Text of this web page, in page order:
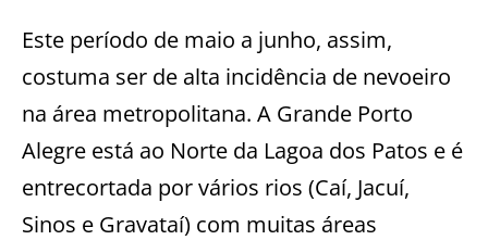
Este período de maio a junho, assim,
costuma ser de alta incidência de nevoeiro
na área metropolitana. A Grande Porto
Alegre está ao Norte da Lagoa dos Patos e é
entrecortada por vários rios (Caí, Jacuí,
Sinos e Gravataí) com muitas áreas